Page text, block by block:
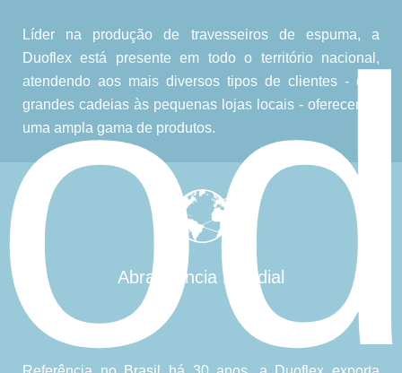
Líder na produção de travesseiros de espuma, a
Duoflex está presente em todo o território nacional,
atendendo aos mais diversos tipos de clientes - das
grandes cadeias às pequenas lojas locais - oferecendo
uma ampla gama de produtos.
Abrangência Mundial